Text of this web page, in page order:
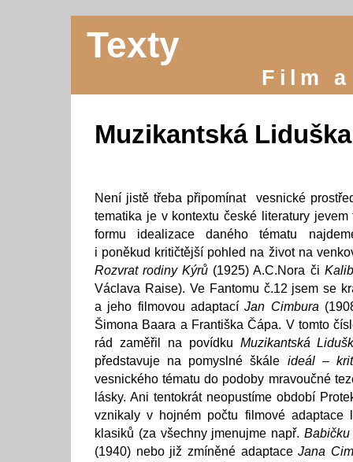
Texty
Film
Muzikantská Liduška
Není jistě třeba připomínat vesnické
tematika je v kontextu české literatury
formu idealizace daného tématu
i poněkud kritičtější pohled na život na
Rozvrat rodiny Kýrů (1925) A.C.Nora či
Václava Raise). Ve Fantomu č.12 jsem se
a jeho filmovou adaptacíJan Cimbura
Šimona Baara a Františka Čápa. V tomto
rád zaměřil na povídku Muzikantská
představuje na pomyslné škále ideál –
vesnického tématu do podoby mravoučné
lásky. Ani tentokrát neopustíme období
vznikaly v hojném počtu filmové adaptace
klasiků (za všechny jmenujme např. Babičku
(1940) nebo již zmíněné adaptaceJana